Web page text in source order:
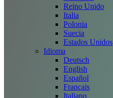
Reino Unido
Italia
Polonia
Suecia
Estados Unidos
Idioma
Deutsch
English
Español
Français
Italiano